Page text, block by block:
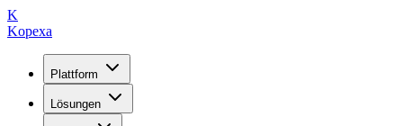
K
Kopexa
Plattform
Lösungen